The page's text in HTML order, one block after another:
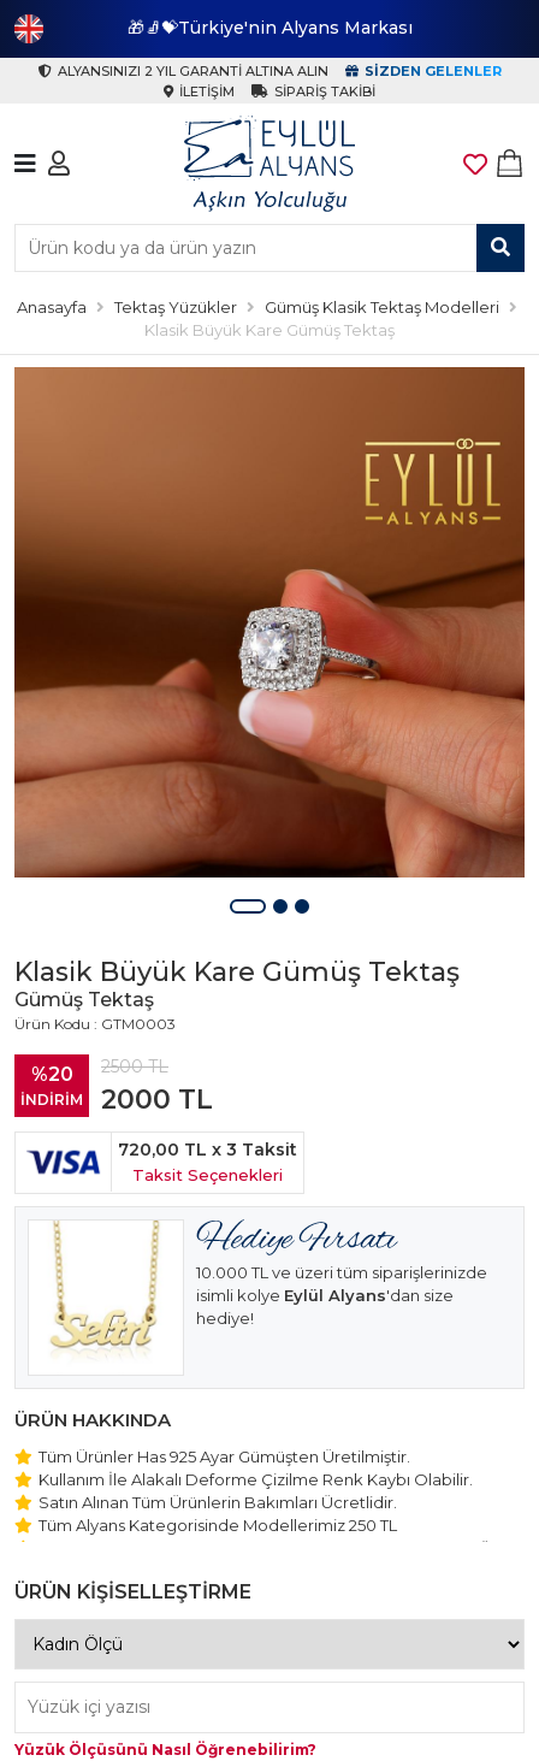
🎁🧦💝Türkiye'nin Alyans Markası
ALYANSINIZI 2 YIL GARANTI ALTINA ALIN
SIZDEN GELENLER
İLETIŞIM
SIPARIŞ TAKIBI
Anasayfa Tektaş Yüzükler
Gümüş Klasik Tektaş Modelleri
Klasik Büyük Kare Gümüş Tektaş
Klasik Büyük Kare Gümüş Tektaş
Gümüş Tektaş
Ürün Kodu : GTM0003
%20
İNDİRİM
2500TL
2000 TL
720,00 TL x 3 Taksit
Taksit Seçenekleri
10.000 TL ve üzeri tüm siparişlerinizde
isimli kolye Eylül Alyans'dan size
hediye!
ÜRÜN HAKKINDA
Tüm Ürünler Has 925 Ayar Gümüşten Üretilmiştir.
Kullanım İle Alakalı Deforme Çizilme Renk Kaybı Olabilir.
Satın Alınan Tüm Ürünlerin Bakımları Ücretlidir.
Tüm Alyans Kategorisinde Modellerimiz 250 TL
Beştaş Tektaş Kolye ve Bileklik Modellerimiz 150 TL Sabit Ücret
ÜRÜN KİŞİSELLEŞTİRME
Yüzük Ölçüsünü Nasıl Öğrenebilirim?